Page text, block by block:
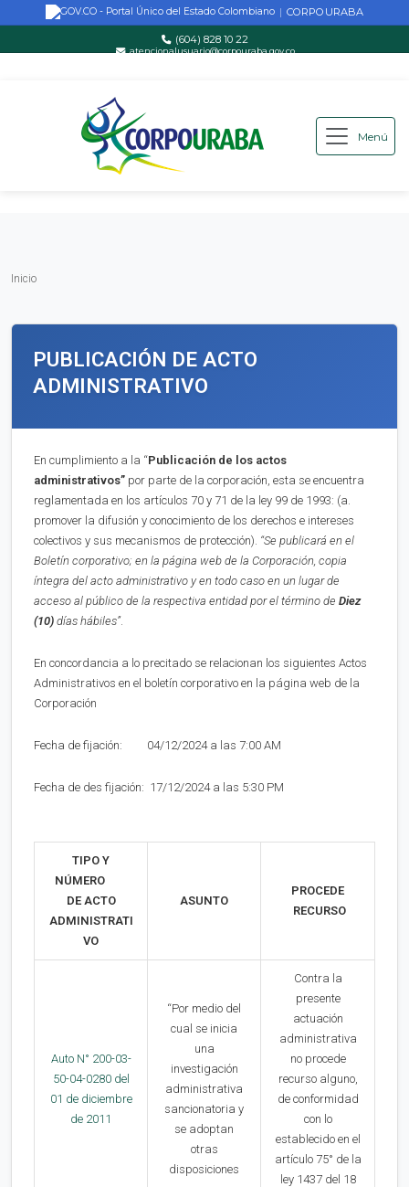
Saltar al contenido principal
| CORPOURABA
(604) 828 10 22
atencionalusuario@corpouraba.gov.co
Menú
Inicio
PUBLICACIÓN DE ACTO
ADMINISTRATIVO
En cumplimiento a la “Publicación de los actos
administrativos” por parte de la corporación, esta se encuentra
reglamentada en los artículos 70 y 71 de la ley 99 de 1993: (a.
promover la difusión y conocimiento de los derechos e intereses
colectivos y sus mecanismos de protección). “Se publicará en el
Boletín corporativo; en la página web de la Corporación, copia
íntegra del acto administrativo y en todo caso en un lugar de
acceso al público de la respectiva entidad por el término de Diez
(10) días hábiles”.
En concordancia a lo precitado se relacionan los siguientes Actos
Administrativos en el boletín corporativo en la página web de la
Corporación
Fecha de fijación: 04/12/2024 a las 7:00 AM
Fecha de des fijación: 17/12/2024 a las 5:30 PM
TIPO Y
NÚMERO
DE ACTO
ADMINISTRATI
VO
ASUNTO
PROCEDE
RECURSO
Auto N° 200-03-
50-04-0280 del
01 de diciembre
de 2011
“Por medio del
cual se inicia
una
investigación
administrativa
sancionatoria y
se adoptan
otras
disposiciones
Contra la
presente
actuación
administrativa
no procede
recurso alguno,
de conformidad
con lo
establecido en el
artículo 75° de la
ley 1437 del 18